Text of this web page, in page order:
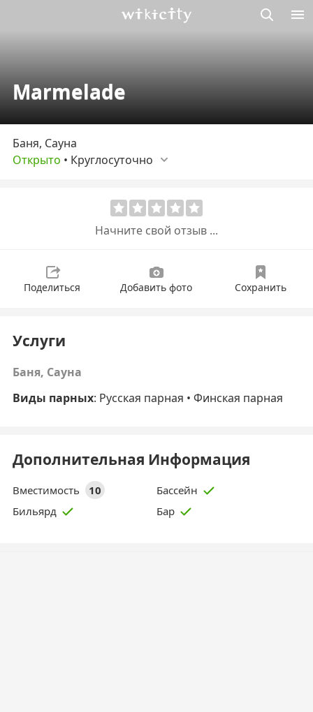
Marmelade
Баня, Сауна
Открыто • Круглосуточно
Начните свой отзыв ...
Поделиться Добавить фото Сохранить
Услуги
Баня, Сауна
Виды парных: Русская парная • Финская парная
Дополнительная Информация
Вместимость 10
Бассейн
Бильярд
Бар